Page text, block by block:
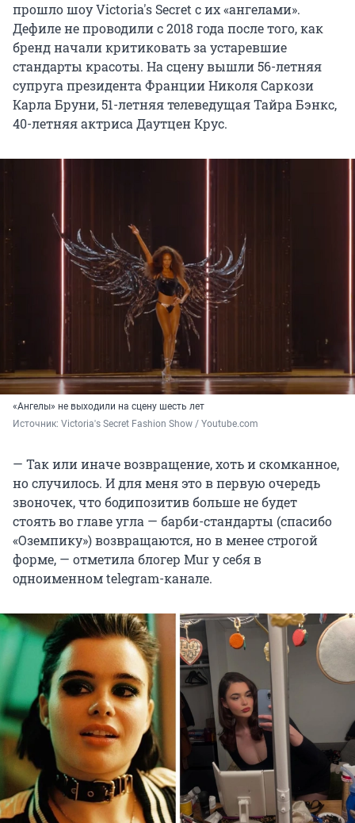
прошло шоу Victoria's Secret с их «ангелами».
Дефиле не проводили с 2018 года после того, как
бренд начали критиковать за устаревшие
стандарты красоты. На сцену вышли56-летняя
супруга президента Франции Николя Саркози
Карла Бруни,51-летняятелеведущая Тайра Бэнкс,
40-летняяактриса Даутцен Крус.
«Ангелы» не выходили на сцену шесть лет
Источник: Victoria's Secret Fashion Show / Youtube.com
— Так или иначе возвращение, хоть и скомканное,
но случилось. И для меня это в первую очередь
звоночек, что бодипозитив больше не будет
стоять во главе угла — барби-стандарты (спасибо
«Оземпику») возвращаются, но в менее строгой
форме, — отметила блогер Mur у себя в
одноименном telegram-канале.